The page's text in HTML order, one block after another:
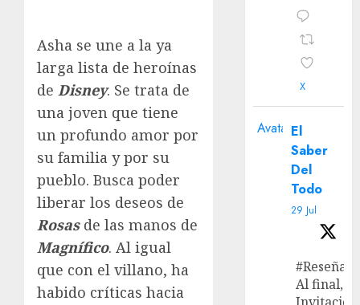
Asha se une a la ya
larga lista de heroínas
de Disney. Se trata de
una joven que tiene
un profundo amor por
su familia y por su
pueblo. Busca poder
liberar los deseos de
Rosasde las manos de
Magnífico. Al igual
que con el villano, ha
habido críticas hacia
X
Avatar El
Saber
Del
Todo
29 Jul
#Reseña
Al final,